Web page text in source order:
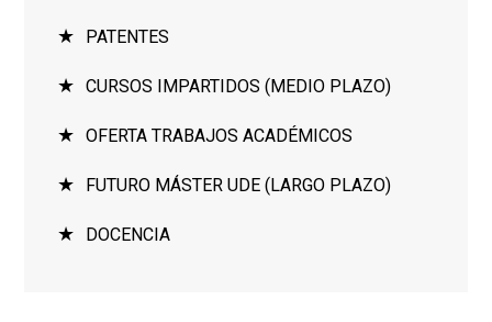
PATENTES
CURSOS IMPARTIDOS (MEDIO PLAZO)
OFERTA TRABAJOS ACADÉMICOS
FUTURO MÁSTER UDE (LARGO PLAZO)
DOCENCIA